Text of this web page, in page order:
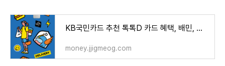
KB국민카드 추천 톡톡D 카드 혜택, 배민, 네이버페이 할인 총 정리
money.jjigmeog.com